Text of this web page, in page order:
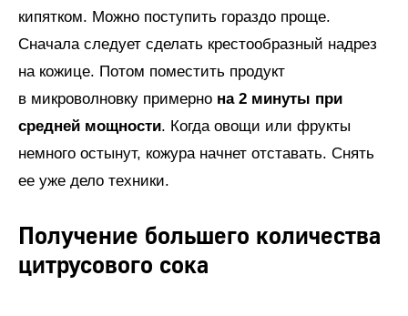
кипятком. Можно поступить гораздо проще.
Сначала следует сделать крестообразный надрез
на кожице. Потом поместить продукт
в микроволновку примерно на 2 минуты при
средней мощности. Когда овощи или фрукты
немного остынут, кожура начнет отставать. Снять
ее уже дело техники.
Получение большего количества
цитрусового сока